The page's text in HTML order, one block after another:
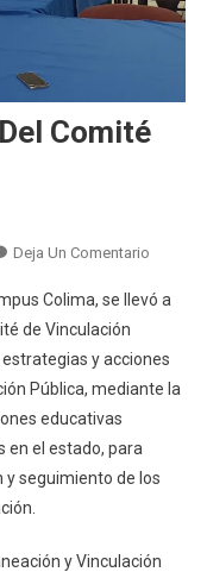
Comité
Deja Un ComentarioEn
TcNM
Del
Comité
Colima, se llevó a
de Vinculación
y acciones
Pública, mediante la
educativas
en el estado, para
y seguimiento de los
y Vinculación